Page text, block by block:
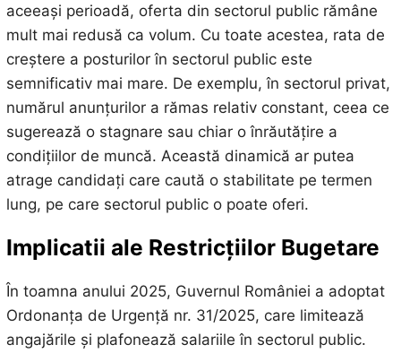
aceeași perioadă, oferta din sectorul public rămâne
mult mai redusă ca volum. Cu toate acestea, rata de
creștere a posturilor în sectorul public este
semnificativ mai mare. De exemplu, în sectorul privat,
numărul anunțurilor a rămas relativ constant, ceea ce
sugerează o stagnare sau chiar o înrăutățire a
condițiilor de muncă. Această dinamică ar putea
atrage candidați care caută o stabilitate pe termen
lung, pe care sectorul public o poate oferi.
Implicatii ale Restricțiilor Bugetare
În toamna anului 2025, Guvernul României a adoptat
Ordonanța de Urgență nr. 31/2025, care limitează
angajările și plafonează salariile în sectorul public.